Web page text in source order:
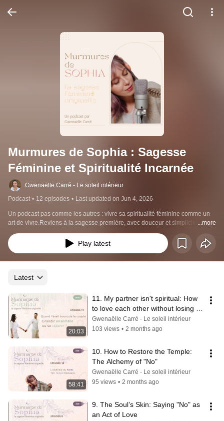
Murmures de Sophia : Sagesse
Féminine et Spiritualité Incarnée
Gwenaëlle Carré - Le soleil intérieur
Podcast • 12 episodes • Last updated on Jun 4, 2026
Un podcast pas comme les autres : vivre sa spiritualité féminine comme un
art de vivre.Reviens à la sagesse première, avec douceur et simplicité, pour
conjuguer ta vie de femme moderne et les savoirs ancestraux.Sophia, la
sagesse féminine originelle, murmure ce qui éveille en toi la femme
consciente Je suis Gwenaëlle, gardienne des Métamorphoses sacrées,
...more
Play latest
Latest
20:03
11. My partner isn't spiritual: How
to love each other without losing
yourself?
Gwenaëlle Carré - Le soleil intérieur
103 views • 2 months ago
58:41
10. How to Restore the Temple:
The Alchemy of "No"
Gwenaëlle Carré - Le soleil intérieur
95 views • 2 months ago
9. The Soul’s Skin: Saying "No" as
an Act of Love